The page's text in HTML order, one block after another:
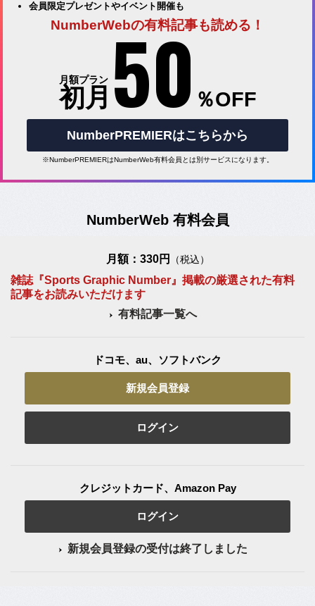
会員限定プレゼントやイベント開催も
NumberWebの有料記事も読める！
月額プラン
初月 50 ％OFF
NumberPREMIERはこちらから
※NumberPREMIERはNumberWeb有料会員とは別サービスになります。
NumberWeb 有料会員
月額：330円 （税込）
雑誌『Sports Graphic Number』掲載の厳選された有料
記事をお読みいただけます
有料記事一覧へ
ドコモ、au、ソフトバンク
新規会員登録
ログイン
クレジットカード、Amazon Pay
ログイン
新規会員登録の受付は終了しました